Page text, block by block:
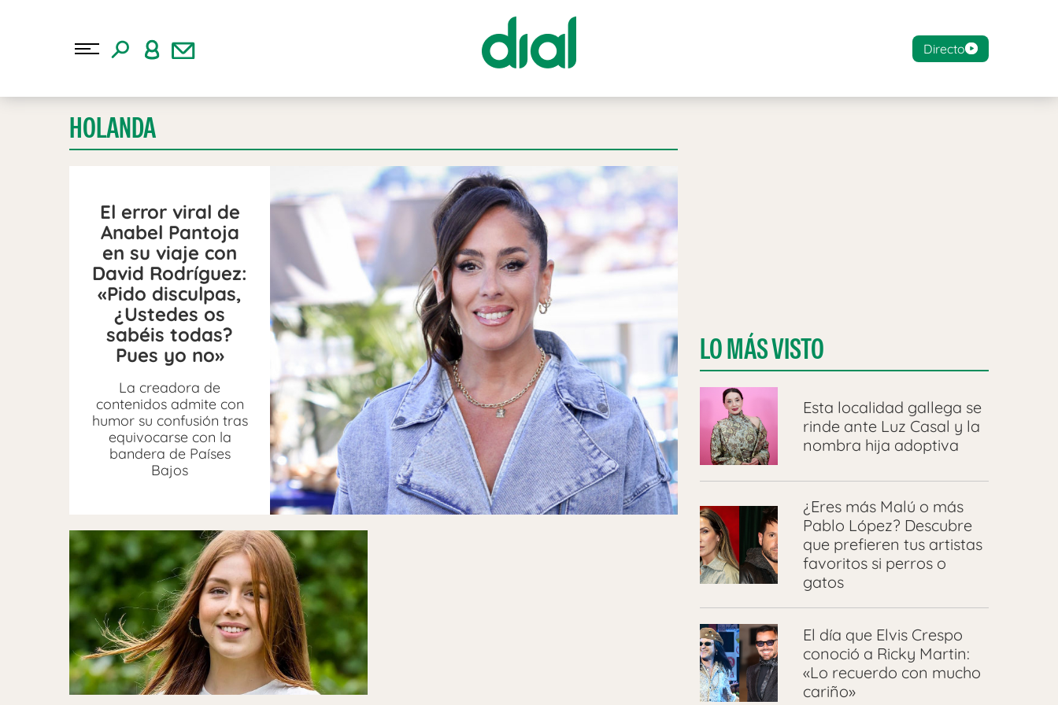
Directo
HOLANDA
El error viral de
Anabel Pantoja
en su viaje con
David Rodríguez:
«Pido disculpas,
¿Ustedes os
sabéis todas?
Pues yo no»
La creadora de
contenidos admite con
humor su confusión tras
equivocarse con la
bandera de Países
Bajos
LO MÁS VISTO
Esta localidad gallega se
rinde ante Luz Casal y la
nombra hija adoptiva
¿Eres más Malú o más
Pablo López? Descubre
que prefieren tus artistas
favoritos si perros o
gatos
El día que Elvis Crespo
conoció a Ricky Martin:
«Lo recuerdo con mucho
cariño»